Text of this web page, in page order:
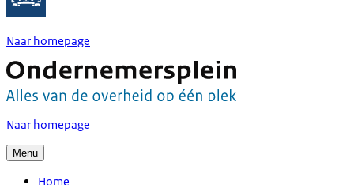
Naar homepage
Naar homepage
Menu
Home